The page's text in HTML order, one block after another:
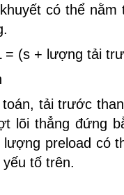
có thể
(s + lượng tải
tải trước
lõi thẳng đứng
preload có
tố trên.